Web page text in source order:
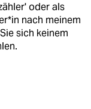
oder als
nach meinem
sich keinem